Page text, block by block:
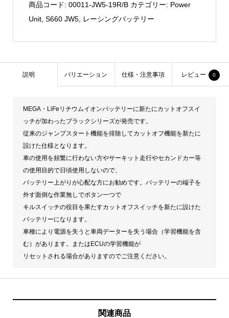
Battery/MEGA・
商品コード: 00011-JW5-19R/B カテゴリー: Power
Unit, S660 JW5, レーシングバッテリー
説明 バリエーション 仕様・注意事項 レビュー 0
MEGA・LiFeリチウムイオンバッテリーに新たにカットオフスイ
ッチが加わったブラックシリーズが発売です。
従来のジャンプスタート機能を排除してカットオフ機能を新たに
設けた仕様となります。
車の使用を頻繁に行わない方やサーキット走行やセカンドカー等
の使用目的で日頃使用しないので、
バッテリー上がりが心配な方にお勧めです。バッテリーの端子を
外す面倒な作業無しでボタン一つで
キルスイッチの役目を果たすカットオフスイッチを新たに設けた
バッテリーになります。
車種により電源を失うと車両データーを失う場合（学習機能を含
む）があります。またはECUの学習機能が
リセットされる場合がありますのでご注意ください。
関連商品